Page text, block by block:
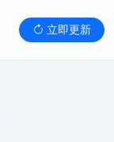
立即更新